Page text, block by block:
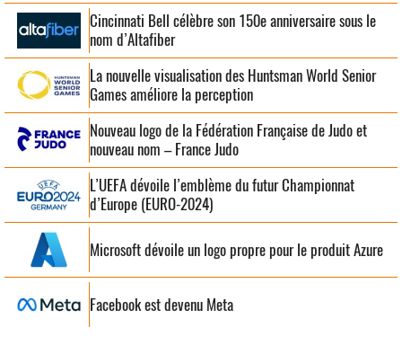
Cincinnati Bell célèbre son 150e anniversaire sous le
nom d’Altafiber
La nouvelle visualisation des Huntsman World Senior
Games améliore la perception
Nouveau logo de la Fédération Française de Judo et
nouveau nom – France Judo
L’UEFA dévoile l’emblème du futur Championnat
d’Europe (EURO-2024)
Microsoft dévoile un logo propre pour le produit Azure
Facebook est devenu Meta